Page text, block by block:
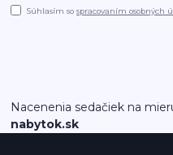
Súhlasím sospracovaním osobných
Nacenenia sedačiek na
nabytok.sk